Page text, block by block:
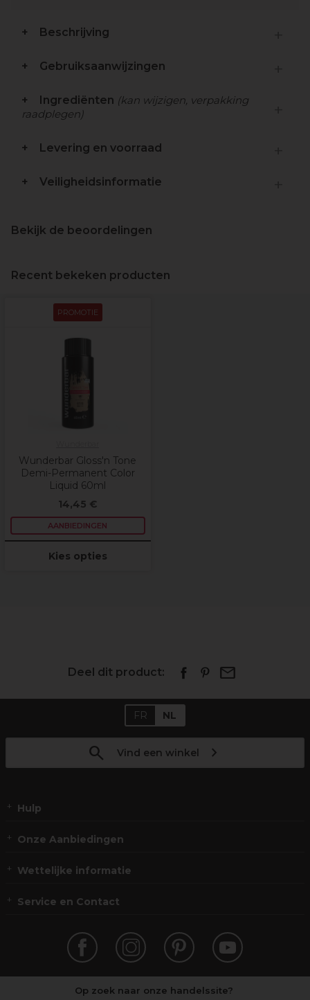
Beschrijving
Gebruiksaanwijzingen
Ingrediënten (kan wijzigen, verpakking
raadplegen)
Levering en voorraad
Veiligheidsinformatie
Bekijk de beoordelingen
Recent bekeken producten
PROMOTIE
Wunderbar Gloss'n Tone
Demi-Permanent Color
Liquid 60ml
14,45 €
AANBIEDINGEN
Kies opties
Deel dit product:
FR NL
Vind een winkel
Hulp
Onze Aanbiedingen
Wettelijke informatie
Service en Contact
Op zoek naar onze handelssite?